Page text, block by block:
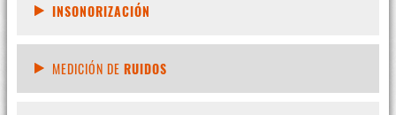
INSONORIZACIÓN
MEDICIÓN DE RUIDOS